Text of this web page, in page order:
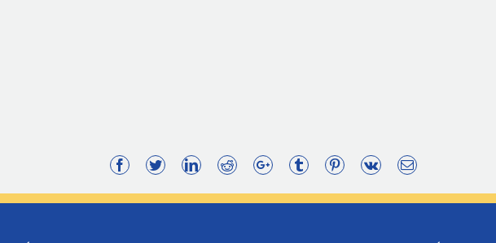
FacebookTwitterLinkedInRedditGoogle+TumblrPinterestVk Email